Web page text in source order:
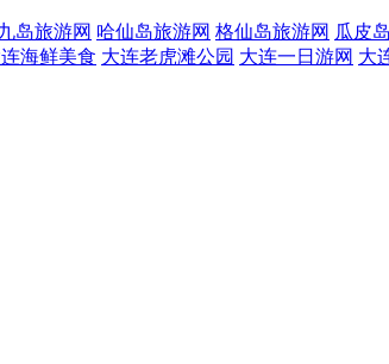
岛旅游网 哈仙岛旅游网 格仙岛旅游网 瓜皮
海鲜美食 大连老虎滩公园 大连一日游网 大